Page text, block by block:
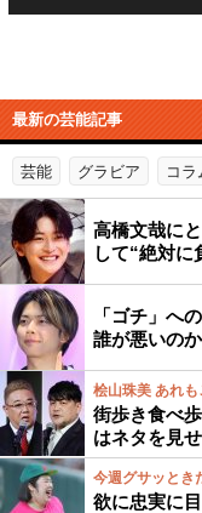
最新の芸能記事
芸能 グラビア コラ
高橋文哉に
して“絶対に
「ゴチ」へ
誰が悪いの
桧山珠美 あれ
街歩き食べ
はネタを見
今週グサッとき
欲に忠実に